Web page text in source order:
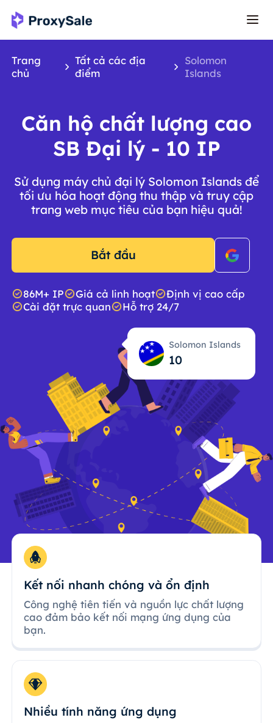
Trang
chủ
Tất cả các địa
điểm
Solomon
Islands
Căn hộ chất lượng cao
SB Đại lý - 10 IP
Sử dụng máy chủ đại lý Solomon Islands để
tối ưu hóa hoạt động thu thập và truy cập
trang web mục tiêu của bạn hiệu quả!
Bắt đầu
86M+ IP Giá cả linh hoạt
Định vị cao cấp
Cài đặt trực quan
Hỗ trợ 24/7
Solomon Islands
10
Kết nối nhanh chóng và ổn định
Công nghệ tiên tiến và nguồn lực chất lượng
cao đảm bảo kết nối mạng ứng dụng của
bạn.
Nhiều tính năng ứng dụng